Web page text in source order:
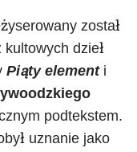
został
kultowych dzieł
Piąty elementi
podtekstem.
uznanie jako